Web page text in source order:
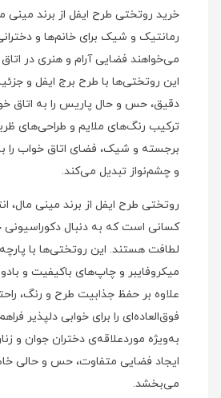
خرید روتختی طرح ایفل از برند مینی‌
رمانتیک و شیک برای خانم‌ها و
می‌خواهند فضایی آرام و هنری در
این روتختی‌ها با طرح برج ایفل و
دقیق، حس و حال پاریس را به اتاق
ترکیب رنگ‌های ملایم و طراحی‌های
برجسته و شیک، فضای اتاق خواب را
و چشم‌نواز تبدیل می‌کند.
روتختی طرح ایفل از برند مینی‌ مال،
کسانی است که به دنبال
لطافت هستند. این روتختی‌ها با
میکروفایبر و چاپ‌های باکیفیت و
علاوه بر حفظ جذابیت طرح و رنگ،
فوق‌العاده‌ای را برای خوابی دلپذیر
به‌ویژه موردعلاقه‌ی دختران جوان و
ایجاد فضایی متفاوت، حس و حالی
می‌بخشد.